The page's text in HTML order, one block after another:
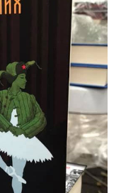
життя
із митцями
і
про
та
багато